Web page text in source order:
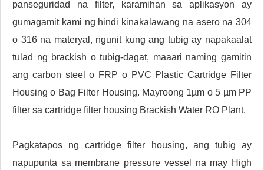
panseguridad na filter, karamihan sa aplikasyon ay
gumagamit kami ng hindi kinakalawang na asero na 304
o 316 na materyal, ngunit kung ang tubig ay napakaalat
tulad ng brackish o tubig-dagat, maaari naming gamitin
ang carbon steel o FRP o PVC Plastic Cartridge Filter
Housing o Bag Filter Housing. Mayroong 1µm o 5 µm PP
filter sa cartridge filter housing Brackish Water RO Plant.
Pagkatapos ng cartridge filter housing, ang tubig ay
napupunta sa membrane pressure vessel na may High